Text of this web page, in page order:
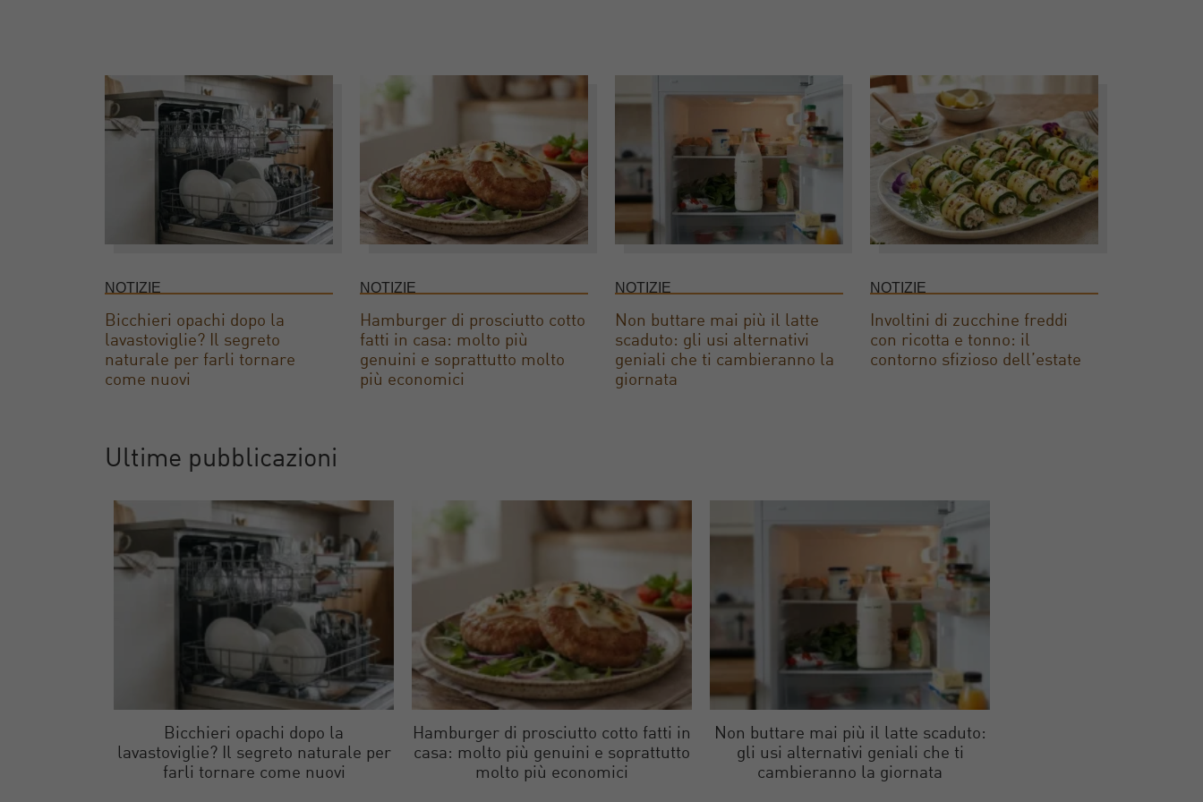
NOTIZIE
Bicchieri opachi dopo la
lavastoviglie? Il segreto
naturale per farli tornare
come nuovi
NOTIZIE
Hamburger di prosciutto cotto
fatti in casa: molto più
genuini e soprattutto molto
più economici
NOTIZIE
Non buttare mai più il latte
scaduto: gli usi alternativi
geniali che ti cambieranno la
giornata
NOTIZIE
Involtini di zucchine freddi
con ricotta e tonno: il
contorno sfizioso dell’estate
Ultime pubblicazioni
Bicchieri opachi dopo la
lavastoviglie? Il segreto naturale per
farli tornare come nuovi
Hamburger di prosciutto cotto fatti in
casa: molto più genuini e soprattutto
molto più economici
Non buttare mai più il latte scaduto:
gli usi alternativi geniali che ti
cambieranno la giornata